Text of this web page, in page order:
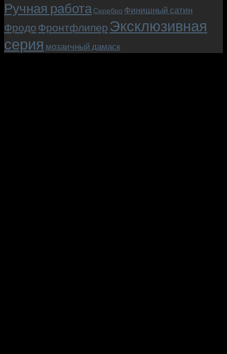
Ручная работа Серебро Финишный сатин
Фродо Фронтфлипер Эксклюзивная
серия мозаичный дамаск